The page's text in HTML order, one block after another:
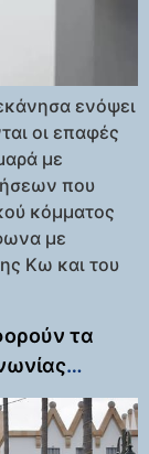
ενόψει
οι επαφές
με
που
κόμματος
με
Κω και του
τα
θα δούμε